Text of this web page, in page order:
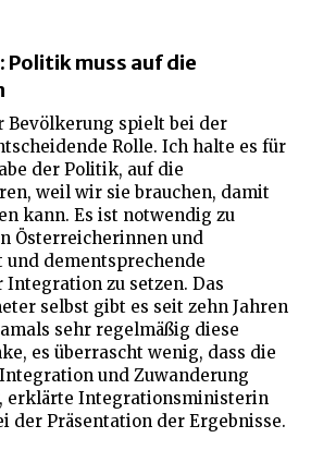
muss auf die
Bevölkerung spielt bei der
Rolle. Ich halte es für
der Politik, auf die
weil wir sie brauchen, damit
kann. Es ist notwendig zu
Österreicherinnen und
und dementsprechende
zu setzen. Das
selbst gibt es seit zehn Jahren
sehr regelmäßig diese
es überrascht wenig, dass die
und Zuwanderung
erklärte Integrationsministerin
der Präsentation der Ergebnisse.